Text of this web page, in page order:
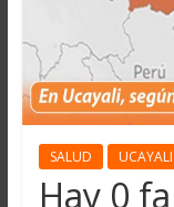
SALUD UCAYALI
Hay 0